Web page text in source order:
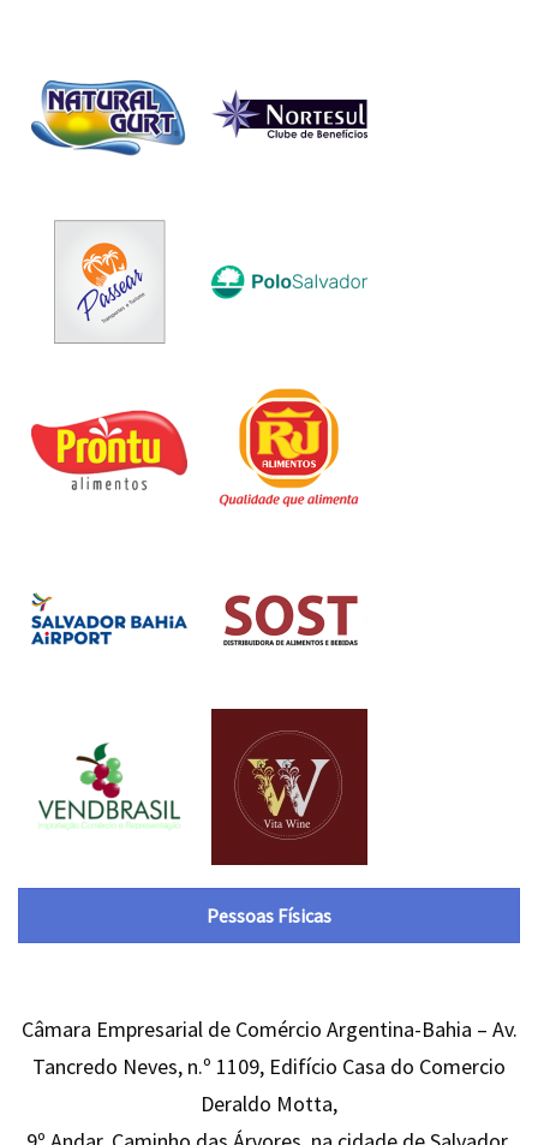
Pessoas Físicas
Câmara Empresarial de Comércio Argentina-Bahia – Av.
Tancredo Neves, n.º 1109, Edifício Casa do Comercio
Deraldo Motta,